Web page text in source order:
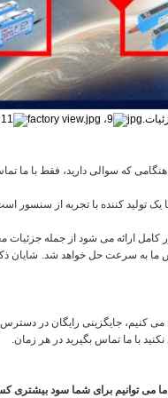
هنگامی که سوالی دارید، فقط با ما
یک تولید کننده با تجربه از سنسور
شایان
کنیم، جایگزینی رایگان در دسترس
نکنید با ما تماس بگیرید در هر زمان.
ما می توانیم برای شما سود بیشتری